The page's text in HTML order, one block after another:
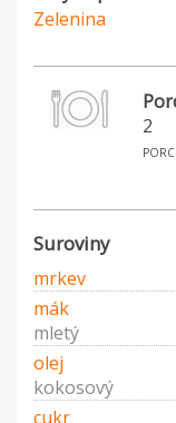
Zelenina
2
Suroviny
mrkev
mák
mletý
olej
kokosový
cukr